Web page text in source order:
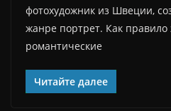
фотохудожник из Швеции,
жанре портрет. Как правило
романтические
Читайте далее